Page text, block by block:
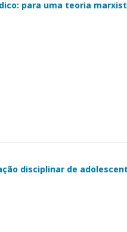
para uma teoria
disciplinar de